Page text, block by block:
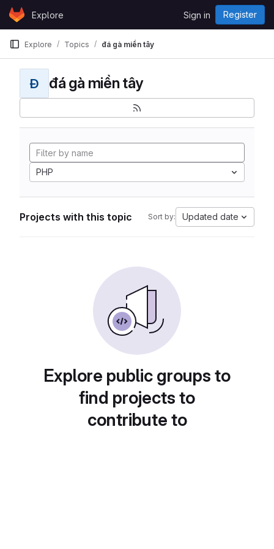
Skip to content
GitLabExplore Sign in Register
Explore Topics đá gà miền tây
Đ đá gà miền tây
PHP
Projects with this topic Sort by: Updated date
Explore public groups to
find projects to
contribute to